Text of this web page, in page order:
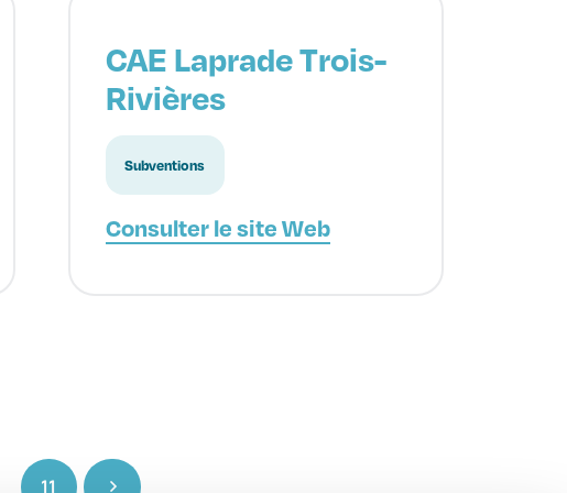
CAE Laprade Trois-
Rivières
Subventions
Consulter le site Web
11